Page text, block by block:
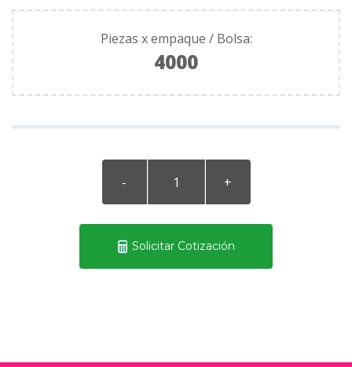
Piezas x empaque / Bolsa:
4000
Solicitar Cotización